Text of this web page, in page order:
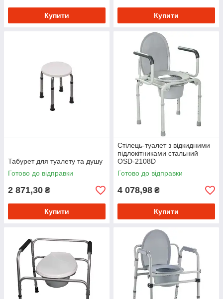
Купити Купити
Табурет для туалету та душу
Готово до відправки
2 871,30 ₴
Купити
Стілець-туалет з відкидними
підлокітниками стальний
OSD-2108D
Готово до відправки
4 078,98 ₴
Купити